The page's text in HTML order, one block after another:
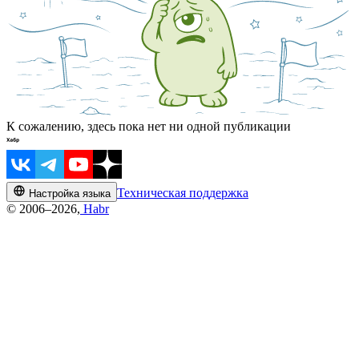
К сожалению, здесь пока нет ни одной публикации
Настройка языка Техническая поддержка
© 2006–2026, Habr